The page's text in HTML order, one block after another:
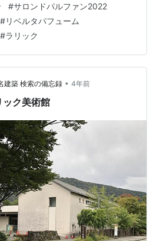
思います。 本館６階催事場での
いたものから、催事場での会期
コンサルテーションについて
事にできてたんですがねぇ…。 本
品＋α メンズ館のみ開催期間での
てお迎えした品々
#サロンドパルファン2022
#リベルタパフューム
#ラリック
建築 検索の備忘録 • 4年前
ック美術館